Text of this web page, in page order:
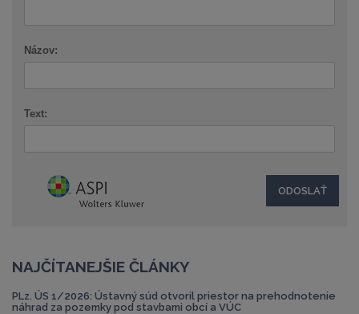
Názov:
Text:
NAJČÍTANEJŠIE ČLÁNKY
PLz. ÚS 1/2026: Ústavný súd otvoril priestor na prehodnotenie
náhrad za pozemky pod stavbami obcí a VÚC